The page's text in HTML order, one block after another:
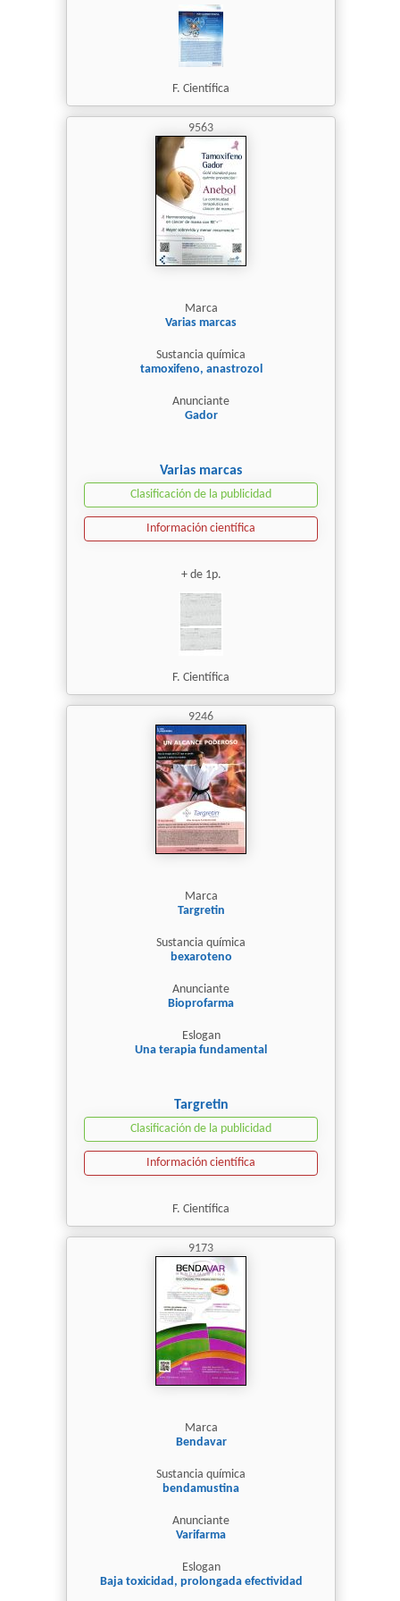
F. Científica
9563
Marca
Varias marcas
Sustancia química
tamoxifeno, anastrozol
Anunciante
Gador
Varias marcas
Clasificación de la publicidad
Información científica
+ de 1p.
F. Científica
9246
Marca
Targretin
Sustancia química
bexaroteno
Anunciante
Bioprofarma
Eslogan
Una terapia fundamental
Targretin
Clasificación de la publicidad
Información científica
F. Científica
9173
Marca
Bendavar
Sustancia química
bendamustina
Anunciante
Varifarma
Eslogan
Baja toxicidad, prolongada efectividad